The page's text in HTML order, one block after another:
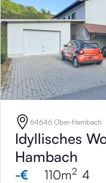
64646 Ober-Hambach
Idyllisches
Hambach
-€ 110m2 4